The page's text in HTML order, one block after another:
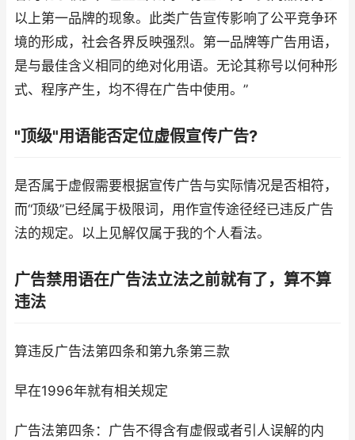
以上第一品牌的现象。此类广告宣传影响了公平竞争环
境的形成，社会各界反映强烈。第一品牌等广告用语，
是与最佳含义相同的绝对化用语。无论其称号以何种形
式、程序产生，均不得在广告中使用。”
"顶级"用语能否定位虚假宣传广告?
是否属于虚假需要根据宣传广告与实际情况是否相符，
而“顶级”已经属于极限词，用作宣传途径经已违反广告
法的规定。以上见解仅属于我的个人看法。
广告禁用语在广告法立法之前就有了，算不算
违法
算违反广告法第四条和第九条第三款
早在1996年就有相关规定
广告法第四条：广告不得含有虚假或者引人误解的内